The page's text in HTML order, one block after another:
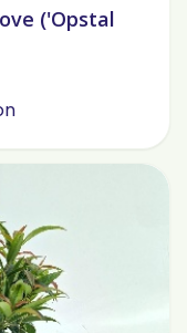
('Opstal